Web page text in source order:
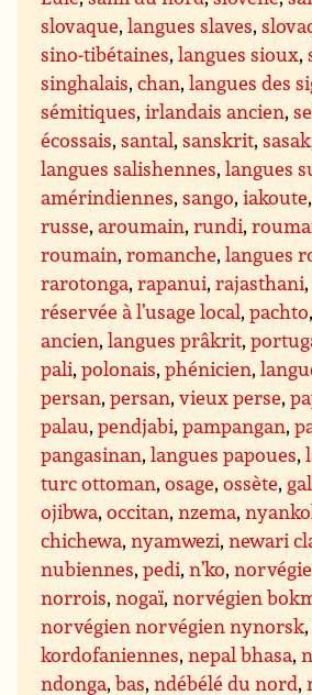
slovaque,langues slaves,
sino-tibétaines,langues sioux,
singhalais,chan,langues des
sémitiques,irlandais ancien,
écossais,santal,sanskrit,sasak
langues salishennes,langues
amérindiennes,sango,iakoute
russe,aroumain,rundi,
roumain,romanche,langues
rarotonga,rapanui,rajasthani
réservée à l’usage local,pachto
ancien,langues prâkrit,
pali,polonais,phénicien,
persan,persan,vieux perse,
palau,pendjabi,pampangan,
pangasinan,langues papoues,
turc ottoman,osage,ossète,
ojibwa,occitan,nzema,
chichewa,nyamwezi,newari
nubiennes,pedi,n’ko,
norrois,nogaï,norvégien
norvégien norvégien nynorsk
kordofaniennes,nepal bhasa,
ndonga,bas,ndébélé du nord,